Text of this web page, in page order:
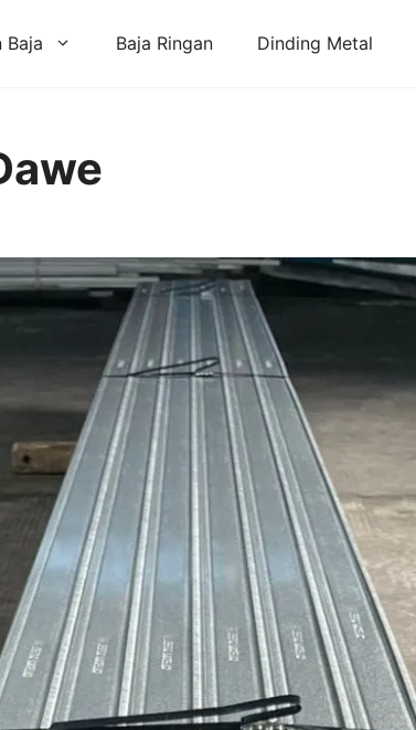
Baja Baja Ringan Dinding Metal